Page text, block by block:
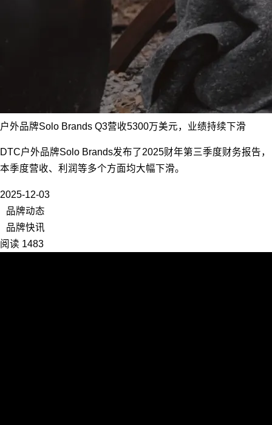
户外品牌Solo Brands Q3营收5300万美元，业绩持续下滑
DTC户外品牌Solo Brands发布了2025财年第三季度财务报告，
本季度营收、利润等多个方面均大幅下滑。
2025-12-03
品牌动态
品牌快讯
阅读 1483